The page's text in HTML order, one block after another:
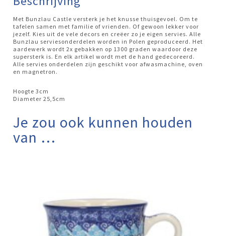
Met Bunzlau Castle versterk je het knusse thuisgevoel. Om te
tafelen samen met familie of vrienden. Of gewoon lekker voor
jezelf. Kies uit de vele decors en creëer zo je eigen servies. Alle
Bunzlau serviesonderdelen worden in Polen geproduceerd. Het
aardewerk wordt 2x gebakken op 1300 graden waardoor deze
supersterk is. En elk artikel wordt met de hand gedecoreerd.
Alle servies onderdelen zijn geschikt voor afwasmachine, oven
en magnetron.
Hoogte 3cm
Diameter 25,5cm
Je zou ook kunnen houden
van …